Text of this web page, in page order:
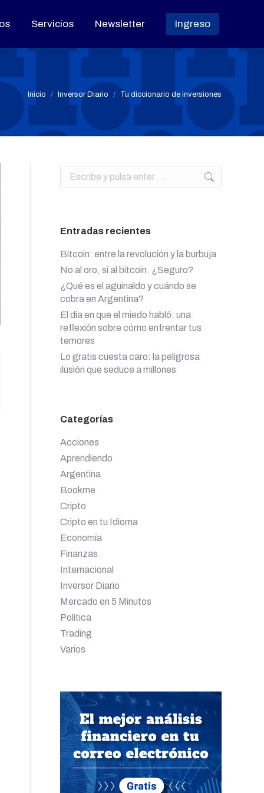
Servicios Newsletter Ingreso
Estás aquí:
Inicio Inversor Diario Tu diccionario de inversiones
Buscar:
Entradas recientes
Bitcoin: entre la revolución y la burbuja
No al oro, sí al bitcoin. ¿Seguro?
¿Qué es el aguinaldo y cuándo se
cobra en Argentina?
El día en que el miedo habló: una
reflexión sobre cómo enfrentar tus
temores
Lo gratis cuesta caro: la peligrosa
ilusión que seduce a millones
Categorías
Acciones
Aprendiendo
Argentina
Bookme
Cripto
Cripto en tu Idioma
Economía
Finanzas
Internacional
Inversor Diario
Mercado en 5 Minutos
Política
Trading
Varios
Servicios Newsletter Ingreso